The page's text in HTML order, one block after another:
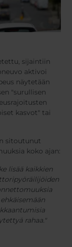
sijaintiin
aktivoi
näytetään
"surullisen
kasvot" tai
sitoutunut
koko ajan:
lisää kaikkien
rahaa."